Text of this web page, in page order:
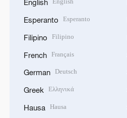
English
Esperanto Esperanto
Filipino Filipino
French Français
German Deutsch
Greek Ελληνικά
Hausa Hausa